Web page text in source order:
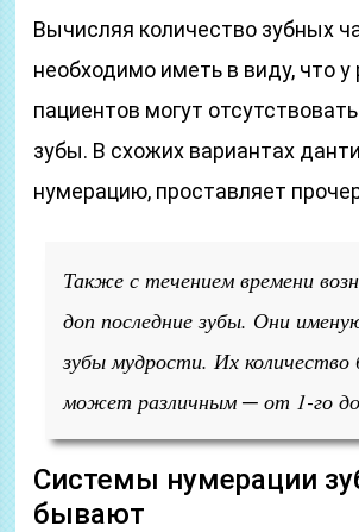
Вычисляя количество зубных
необходимо иметь в виду, что у
пациентов могут
зубы. В схожих вариантах
нумерацию, проставляет
Также с течением времени
доп последние зубы. Они
зубы мудрости. Их
может различным ─ от 1-го
Системы нумерации
бывают